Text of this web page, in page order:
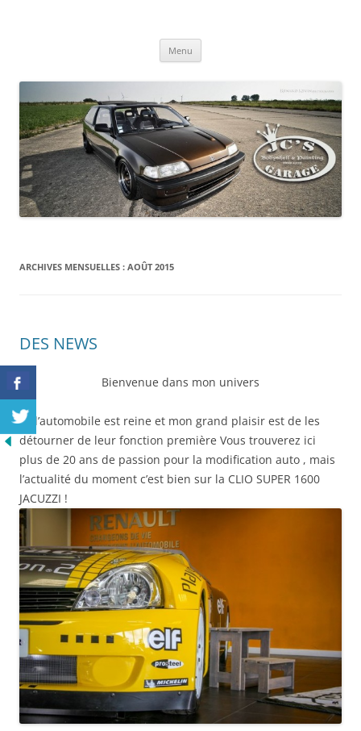
Menu
ARCHIVES MENSUELLES : AOÛT 2015
DES NEWS
Bienvenue dans mon univers
Ici l’automobile est reine et mon grand plaisir est de les
détourner de leur fonction première Vous trouverez ici
plus de 20 ans de passion pour la modification auto , mais
l’actualité du moment c’est bien sur la CLIO SUPER 1600
JACUZZI !